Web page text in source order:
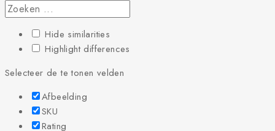
Hide similarities
Highlight differences
Selecteer de te tonen velden
Afbeelding
SKU
Rating